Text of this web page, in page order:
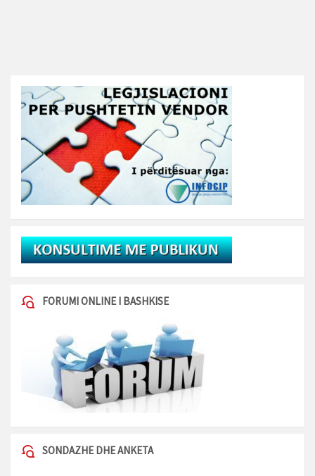
FORUMI ONLINE I BASHKISE
SONDAZHE DHE ANKETA